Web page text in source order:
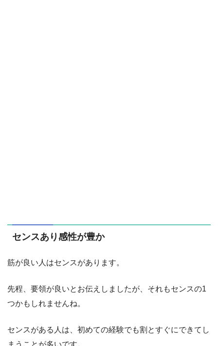
センスあり感性が豊か
筋が良い人はセンスがあります。
先程、要領が良いとお伝えしましたが、それもセンスの1
つかもしれませんね。
センスがある人は、初めての経験でも割とすぐにできてし
まうことが多いです。